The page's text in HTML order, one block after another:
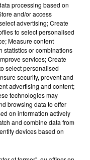
processing based on
and/or access
advertising; Create
to select personalised
Measure content
statistics or combinations
services; Create
select personalised
security, prevent and
advertising and content;
technologies may
browsing data to offer
on information actively
and combine data from
devices based on